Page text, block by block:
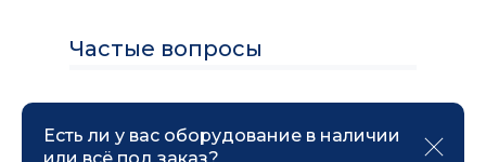
Частые вопросы
Есть ли у вас оборудование в наличии